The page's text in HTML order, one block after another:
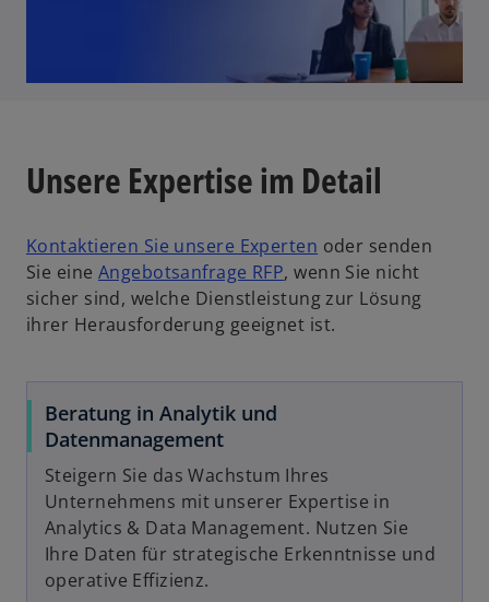
Unsere Expertise im Detail
Kontaktieren Sie unsere Experten oder senden
Sie eine Angebotsanfrage RFP, wenn Sie nicht
sicher sind, welche Dienstleistung zur Lösung
ihrer Herausforderung geeignet ist.
Beratung in Analytik und
Datenmanagement
Steigern Sie das Wachstum Ihres
Unternehmens mit unserer Expertise in
Analytics & Data Management. Nutzen Sie
Ihre Daten für strategische Erkenntnisse und
operative Effizienz.